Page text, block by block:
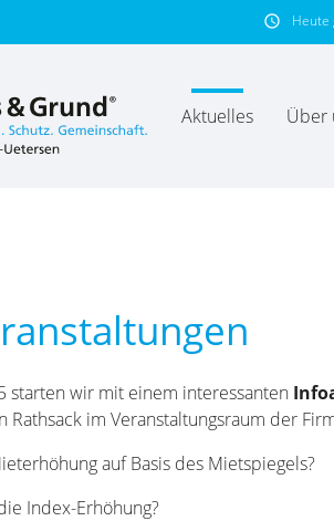
schedule Heute
Aktuelles Über
starten wir mit einem interessanten
Rathsack im Veranstaltungsraum der
auf Basis des Mietspiegels?
Index-Erhöhung?